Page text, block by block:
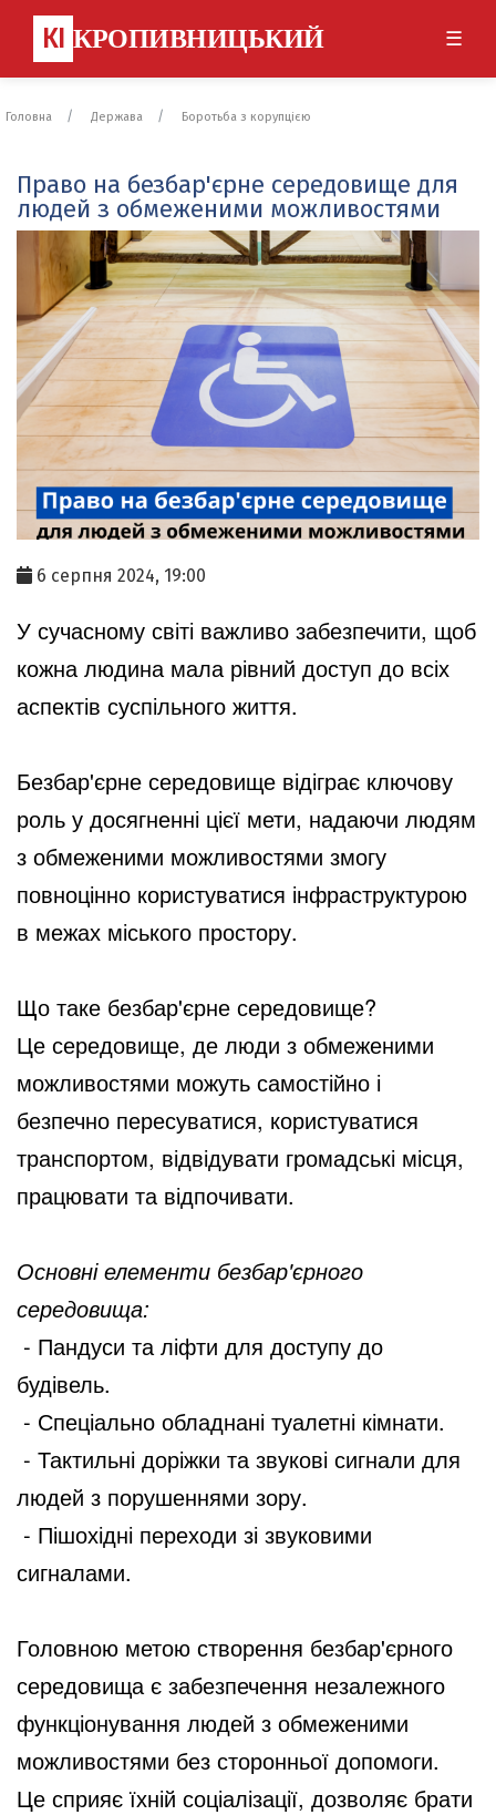
КІ КРОПИВНИЦЬКИЙ ☰
Головна Держава Боротьба з корупцією
Право на безбар'єрне середовище для
людей з обмеженими можливостями
6 серпня 2024, 19:00
У сучасному світі важливо забезпечити, щоб
кожна людина мала рівний доступ до всіх
аспектів суспільного життя.
Безбар'єрне середовище відіграє ключову
роль у досягненні цієї мети, надаючи людям
з обмеженими можливостями змогу
повноцінно користуватися інфраструктурою
в межах міського простору.
Що таке безбар'єрне середовище?
Це середовище, де люди з обмеженими
можливостями можуть самостійно і
безпечно пересуватися, користуватися
транспортом, відвідувати громадські місця,
працювати та відпочивати.
Основні елементи безбар'єрного
середовища:
- Пандуси та ліфти для доступу до
будівель.
- Спеціально обладнані туалетні кімнати.
- Тактильні доріжки та звукові сигнали для
людей з порушеннями зору.
- Пішохідні переходи зі звуковими
сигналами.
Головною метою створення безбар'єрного
середовища є забезпечення незалежного
функціонування людей з обмеженими
можливостями без сторонньої допомоги.
Це сприяє їхній соціалізації, дозволяє брати